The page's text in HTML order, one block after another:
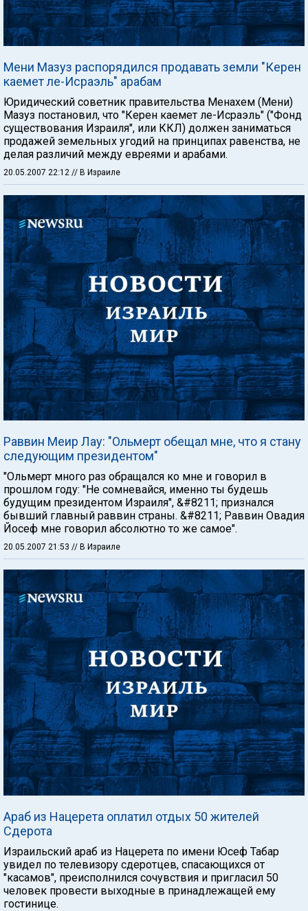
Мени Мазуз распорядился продавать земли "Керен
каемет ле-Исраэль" арабам
Юридический советник правительства Менахем (Мени)
Мазуз постановил, что "Керен каемет ле-Исраэль" ("Фонд
существования Израиля", или ККЛ) должен заниматься
продажей земельных угодий на принципах равенства, не
делая различий между евреями и арабами.
20.05.2007 22:12 // В Израиле
Раввин Меир Лау: "Ольмерт обещал мне, что я стану
следующим президентом"
"Ольмерт много раз обращался ко мне и говорил в
прошлом году: "Не сомневайся, именно ты будешь
будущим президентом Израиля", &#8211; признался
бывший главный раввин страны. &#8211; Раввин Овадия
Йосеф мне говорил абсолютно то же самое".
20.05.2007 21:53 // В Израиле
Араб из Нацерета оплатил отдых 50 жителей
Сдерота
Израильский араб из Нацерета по имени Юсеф Табар
увидел по телевизору сдеротцев, спасающихся от
"касамов", преисполнился сочувствия и пригласил 50
человек провести выходные в принадлежащей ему
гостинице.